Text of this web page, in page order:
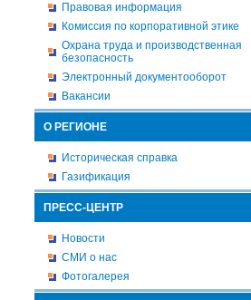
Правовая информация
Комиссия по корпоративной этике
Охрана труда и производственная
безопасность
Электронный документооборот
Вакансии
О РЕГИОНЕ
Историческая справка
Газификация
ПРЕСС-ЦЕНТР
Новости
СМИ о нас
Фотогалерея